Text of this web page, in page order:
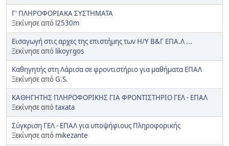
Γ' ΠΛΗΡΟΦΟΡΙΑΚΑ ΣΥΣΤΗΜΑΤΑ
Ξεκίνησε από l2530m
Εισαγωγή στις αρχες της επιστήμης των Η/Υ Β&Γ ΕΠΑ.Λ ...
Ξεκίνησε από likoyrgos
Καθηγητής στη Λάρισα σε φροντιστήριο για μαθήματα ΕΠΑΛ
Ξεκίνησε απόG.S.
ΚΑΘΗΓΗΤΗΣ ΠΛΗΡΟΦΟΡΙΚΗΣ ΓΙΑ ΦΡΟΝΤΙΣΤΗΡΙΟ ΓΕΛ - ΕΠΑΛ
Ξεκίνησε απόtaxata
Σύγκριση ΓΕΛ - ΕΠΑΛ για υποψήφιους Πληροφορικής
Ξεκίνησε από mikezante